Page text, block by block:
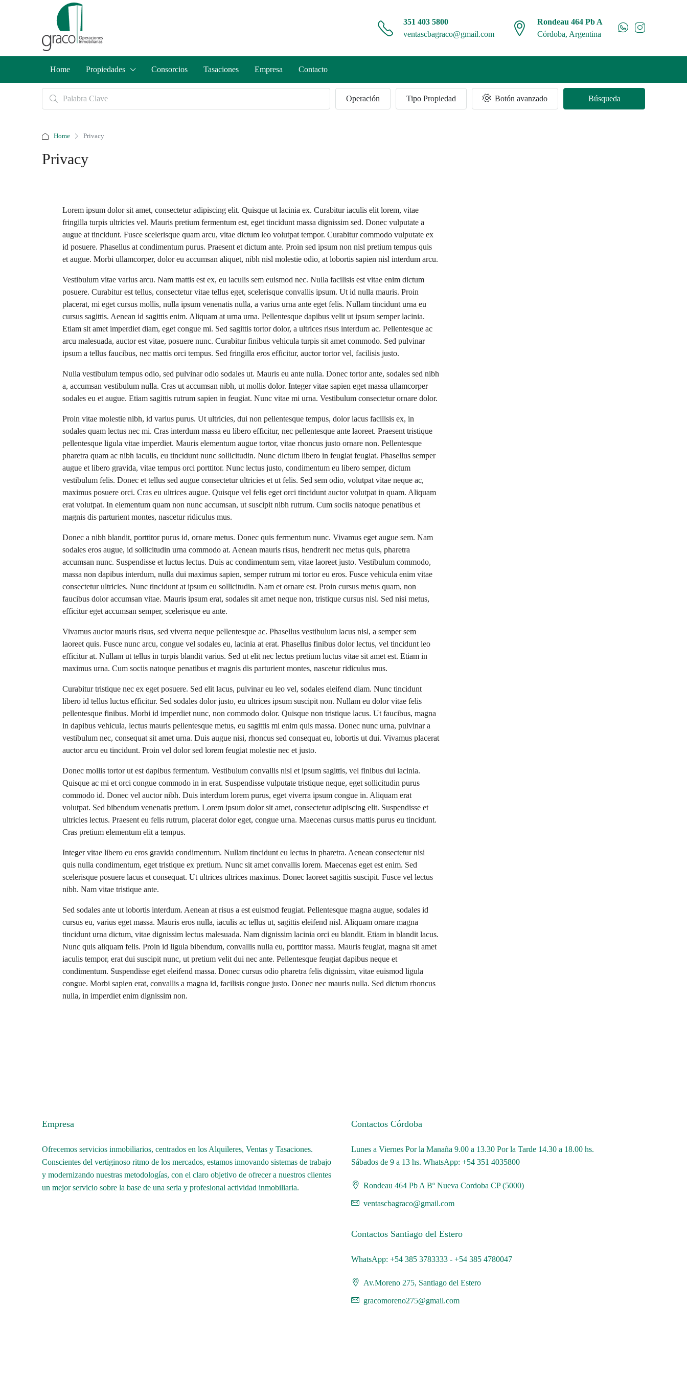
351 403 5800
ventascbagraco@gmail.com
Rondeau 464 Pb A
Córdoba, Argentina
Home Propiedades Consorcios Tasaciones Empresa Contacto
Operación Tipo Propiedad Botón avanzado Búsqueda
Home Privacy
Privacy
Lorem ipsum dolor sit amet, consectetur adipiscing elit. Quisque ut lacinia ex. Curabitur iaculis elit lorem, vitae
fringilla turpis ultricies vel. Mauris pretium fermentum est, eget tincidunt massa dignissim sed. Donec vulputate a
augue at tincidunt. Fusce scelerisque quam arcu, vitae dictum leo volutpat tempor. Curabitur commodo vulputate ex
id posuere. Phasellus at condimentum purus. Praesent et dictum ante. Proin sed ipsum non nisl pretium tempus quis
et augue. Morbi ullamcorper, dolor eu accumsan aliquet, nibh nisl molestie odio, at lobortis sapien nisl interdum arcu.
Vestibulum vitae varius arcu. Nam mattis est ex, eu iaculis sem euismod nec. Nulla facilisis est vitae enim dictum
posuere. Curabitur est tellus, consectetur vitae tellus eget, scelerisque convallis ipsum. Ut id nulla mauris. Proin
placerat, mi eget cursus mollis, nulla ipsum venenatis nulla, a varius urna ante eget felis. Nullam tincidunt urna eu
cursus sagittis. Aenean id sagittis enim. Aliquam at urna urna. Pellentesque dapibus velit ut ipsum semper lacinia.
Etiam sit amet imperdiet diam, eget congue mi. Sed sagittis tortor dolor, a ultrices risus interdum ac. Pellentesque ac
arcu malesuada, auctor est vitae, posuere nunc. Curabitur finibus vehicula turpis sit amet commodo. Sed pulvinar
ipsum a tellus faucibus, nec mattis orci tempus. Sed fringilla eros efficitur, auctor tortor vel, facilisis justo.
Nulla vestibulum tempus odio, sed pulvinar odio sodales ut. Mauris eu ante nulla. Donec tortor ante, sodales sed nibh
a, accumsan vestibulum nulla. Cras ut accumsan nibh, ut mollis dolor. Integer vitae sapien eget massa ullamcorper
sodales eu et augue. Etiam sagittis rutrum sapien in feugiat. Nunc vitae mi urna. Vestibulum consectetur ornare dolor.
Proin vitae molestie nibh, id varius purus. Ut ultricies, dui non pellentesque tempus, dolor lacus facilisis ex, in
sodales quam lectus nec mi. Cras interdum massa eu libero efficitur, nec pellentesque ante laoreet. Praesent tristique
pellentesque ligula vitae imperdiet. Mauris elementum augue tortor, vitae rhoncus justo ornare non. Pellentesque
pharetra quam ac nibh iaculis, eu tincidunt nunc sollicitudin. Nunc dictum libero in feugiat feugiat. Phasellus semper
augue et libero gravida, vitae tempus orci porttitor. Nunc lectus justo, condimentum eu libero semper, dictum
vestibulum felis. Donec et tellus sed augue consectetur ultricies et ut felis. Sed sem odio, volutpat vitae neque ac,
maximus posuere orci. Cras eu ultrices augue. Quisque vel felis eget orci tincidunt auctor volutpat in quam. Aliquam
erat volutpat. In elementum quam non nunc accumsan, ut suscipit nibh rutrum. Cum sociis natoque penatibus et
magnis dis parturient montes, nascetur ridiculus mus.
Donec a nibh blandit, porttitor purus id, ornare metus. Donec quis fermentum nunc. Vivamus eget augue sem. Nam
sodales eros augue, id sollicitudin urna commodo at. Aenean mauris risus, hendrerit nec metus quis, pharetra
accumsan nunc. Suspendisse et luctus lectus. Duis ac condimentum sem, vitae laoreet justo. Vestibulum commodo,
massa non dapibus interdum, nulla dui maximus sapien, semper rutrum mi tortor eu eros. Fusce vehicula enim vitae
consectetur ultricies. Nunc tincidunt at ipsum eu sollicitudin. Nam et ornare est. Proin cursus metus quam, non
faucibus dolor accumsan vitae. Mauris ipsum erat, sodales sit amet neque non, tristique cursus nisl. Sed nisi metus,
efficitur eget accumsan semper, scelerisque eu ante.
Vivamus auctor mauris risus, sed viverra neque pellentesque ac. Phasellus vestibulum lacus nisl, a semper sem
laoreet quis. Fusce nunc arcu, congue vel sodales eu, lacinia at erat. Phasellus finibus dolor lectus, vel tincidunt leo
efficitur at. Nullam ut tellus in turpis blandit varius. Sed ut elit nec lectus pretium luctus vitae sit amet est. Etiam in
maximus urna. Cum sociis natoque penatibus et magnis dis parturient montes, nascetur ridiculus mus.
Curabitur tristique nec ex eget posuere. Sed elit lacus, pulvinar eu leo vel, sodales eleifend diam. Nunc tincidunt
libero id tellus luctus efficitur. Sed sodales dolor justo, eu ultrices ipsum suscipit non. Nullam eu dolor vitae felis
pellentesque finibus. Morbi id imperdiet nunc, non commodo dolor. Quisque non tristique lacus. Ut faucibus, magna
in dapibus vehicula, lectus mauris pellentesque metus, eu sagittis mi enim quis massa. Donec nunc urna, pulvinar a
vestibulum nec, consequat sit amet urna. Duis augue nisi, rhoncus sed consequat eu, lobortis ut dui. Vivamus placerat
auctor arcu eu tincidunt. Proin vel dolor sed lorem feugiat molestie nec et justo.
Donec mollis tortor ut est dapibus fermentum. Vestibulum convallis nisl et ipsum sagittis, vel finibus dui lacinia.
Quisque ac mi et orci congue commodo in in erat. Suspendisse vulputate tristique neque, eget sollicitudin purus
commodo id. Donec vel auctor nibh. Duis interdum lorem purus, eget viverra ipsum congue in. Aliquam erat
volutpat. Sed bibendum venenatis pretium. Lorem ipsum dolor sit amet, consectetur adipiscing elit. Suspendisse et
ultricies lectus. Praesent eu felis rutrum, placerat dolor eget, congue urna. Maecenas cursus mattis purus eu tincidunt.
Cras pretium elementum elit a tempus.
Integer vitae libero eu eros gravida condimentum. Nullam tincidunt eu lectus in pharetra. Aenean consectetur nisi
quis nulla condimentum, eget tristique ex pretium. Nunc sit amet convallis lorem. Maecenas eget est enim. Sed
scelerisque posuere lacus et consequat. Ut ultrices ultrices maximus. Donec laoreet sagittis suscipit. Fusce vel lectus
nibh. Nam vitae tristique ante.
Sed sodales ante ut lobortis interdum. Aenean at risus a est euismod feugiat. Pellentesque magna augue, sodales id
cursus eu, varius eget massa. Mauris eros nulla, iaculis ac tellus ut, sagittis eleifend nisl. Aliquam ornare magna
tincidunt urna dictum, vitae dignissim lectus malesuada. Nam dignissim lacinia orci eu blandit. Etiam in blandit lacus.
Nunc quis aliquam felis. Proin id ligula bibendum, convallis nulla eu, porttitor massa. Mauris feugiat, magna sit amet
iaculis tempor, erat dui suscipit nunc, ut pretium velit dui nec ante. Pellentesque feugiat dapibus neque et
condimentum. Suspendisse eget eleifend massa. Donec cursus odio pharetra felis dignissim, vitae euismod ligula
congue. Morbi sapien erat, convallis a magna id, facilisis congue justo. Donec nec mauris nulla. Sed dictum rhoncus
nulla, in imperdiet enim dignissim non.
Empresa
Ofrecemos servicios inmobiliarios, centrados en los Alquileres, Ventas y Tasaciones.
Conscientes del vertiginoso ritmo de los mercados, estamos innovando sistemas de trabajo
y modernizando nuestras metodologías, con el claro objetivo de ofrecer a nuestros clientes
un mejor servicio sobre la base de una seria y profesional actividad inmobiliaria.
Contactos Córdoba
Lunes a Viernes Por la Manaña 9.00 a 13.30 Por la Tarde 14.30 a 18.00 hs.
Sábados de 9 a 13 hs. WhatsApp: +54 351 4035800
Rondeau 464 Pb A Bº Nueva Cordoba CP (5000)
ventascbagraco@gmail.com
Contactos Santiago del Estero
WhatsApp: +54 385 3783333 - +54 385 4780047
Av.Moreno 275, Santiago del Estero
gracomoreno275@gmail.com